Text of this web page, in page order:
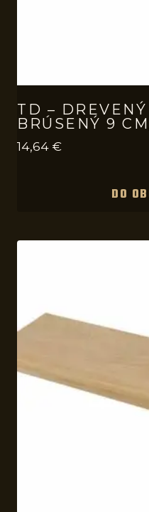
TD –
BRÚSENÝ 9
14,64 €
DO